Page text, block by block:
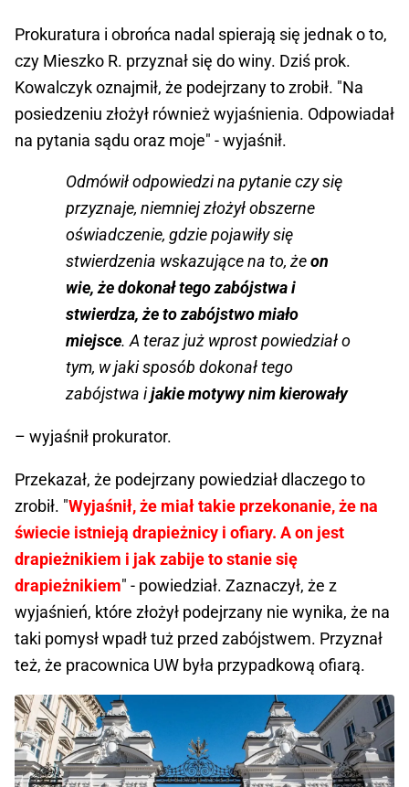
Prokuratura i obrońca nadal spierają się jednak o to,
czy Mieszko R. przyznał się do winy. Dziś prok.
Kowalczyk oznajmił, że podejrzany to zrobił. "Na
posiedzeniu złożył również wyjaśnienia. Odpowiadał
na pytania sądu oraz moje" - wyjaśnił.
Odmówił odpowiedzi na pytanie czy się
przyznaje, niemniej złożył obszerne
oświadczenie, gdzie pojawiły się
stwierdzenia wskazujące na to, żeon
wie, że dokonał tego zabójstwa i
stwierdza, że to zabójstwo miało
miejsce. A teraz już wprost powiedział o
tym, w jaki sposób dokonał tego
zabójstwa ijakie motywy nim kierowały
– wyjaśnił prokurator.
Przekazał, że podejrzany powiedział dlaczego to
zrobił. "Wyjaśnił, że miał takie przekonanie, że na
świecie istnieją drapieżnicy i ofiary. A on jest
drapieżnikiem i jak zabije to stanie się
drapieżnikiem" - powiedział. Zaznaczył, że z
wyjaśnień, które złożył podejrzany nie wynika, że na
taki pomysł wpadł tuż przed zabójstwem. Przyznał
też, że pracownica UW była przypadkową ofiarą.